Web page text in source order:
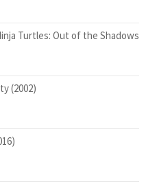
Turtles: Out of the Shadows
(2002)